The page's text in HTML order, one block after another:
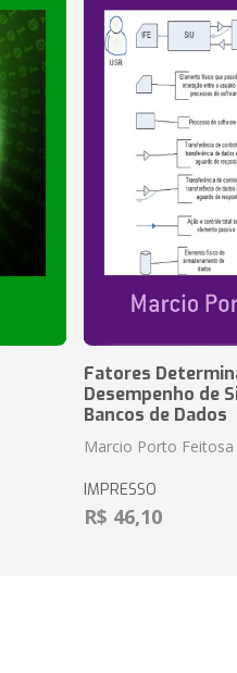
Fatores
Desempenho de
Bancos de Dados
Marcio Porto Feitosa
IMPRESSO
R$ 46,10